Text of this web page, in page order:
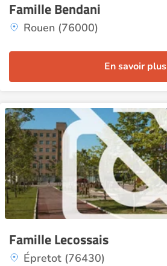
Famille Bendani
Rouen (76000)
En savoir plus
Famille Lecossais
Épretot (76430)